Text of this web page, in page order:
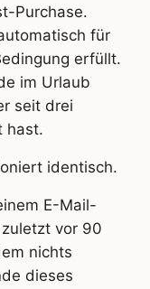
Purchase.
für
erfüllt.
im Urlaub
seit drei
hast.
identisch.
E-Mail-
zuletzt vor 90
nichts
dieses